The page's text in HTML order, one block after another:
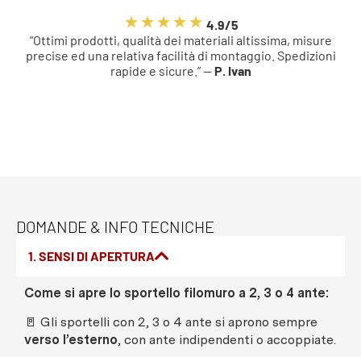
4.9/5
“Ottimi prodotti, qualità dei materiali altissima, misure
precise ed una relativa facilità di montaggio. Spedizioni
rapide e sicure.” — P. Ivan
DOMANDE & INFO TECNICHE
1. SENSI DI APERTURA
Come si apre lo sportello filomuro a 2, 3 o 4 ante:
🚪 Gli sportelli con 2, 3 o 4 ante si aprono sempre
verso l’esterno, con ante indipendenti o accoppiate.